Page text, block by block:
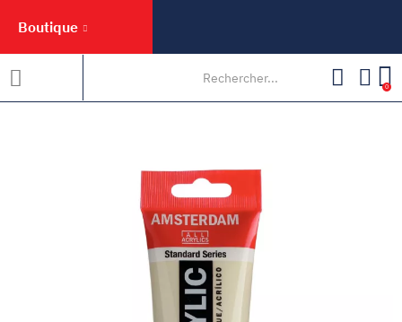
Boutique
0